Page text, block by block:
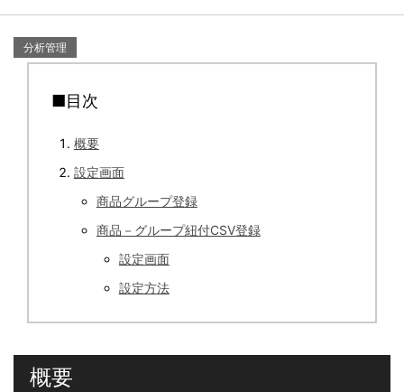
分析管理
■目次
概要
設定画面
商品グループ登録
商品－グループ紐付CSV登録
設定画面
設定方法
概要